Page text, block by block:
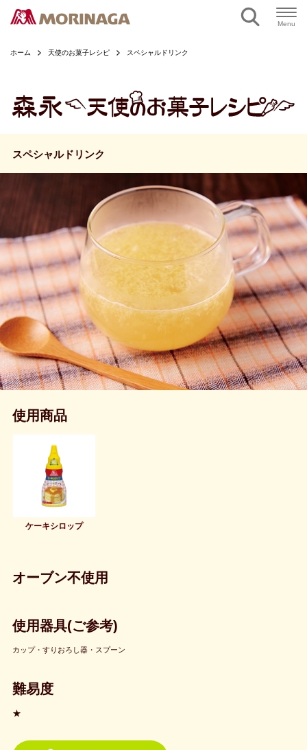
Menu
ホーム 天使のお菓子レシピ スペシャルドリンク
スペシャルドリンク
使用商品
ケーキシロップ
オーブン不使用
使用器具(ご参考)
カップ・すりおろし器・スプーン
難易度
★